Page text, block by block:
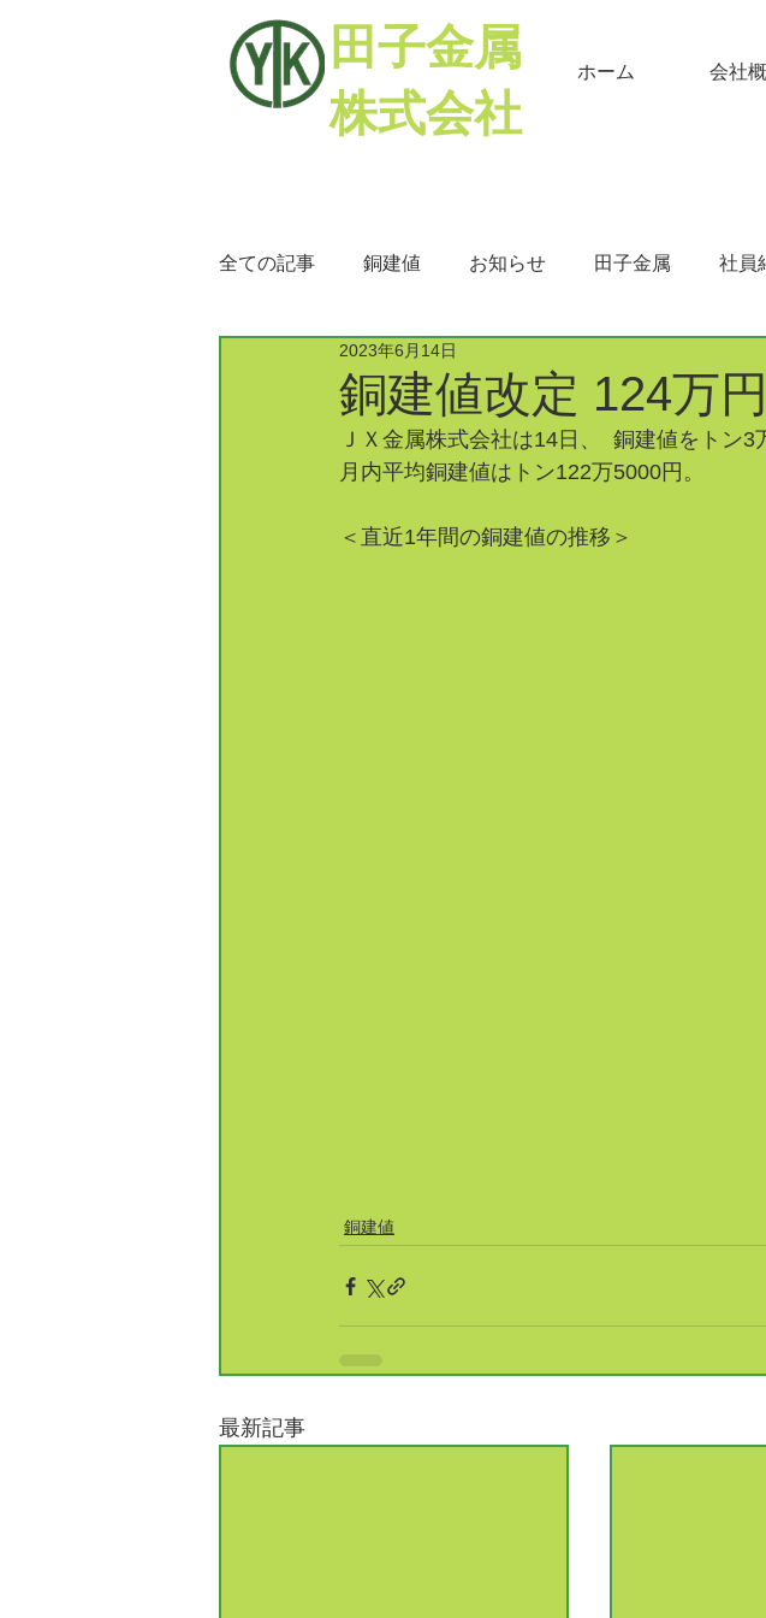
田子金属
株式会社
ホーム 会社
全ての記事 銅建値 お知らせ 田子金属 社員
ミックスメタル
銅建値改定 124万
2023年6月14日
ＪＸ金属株式会社は14日、  銅建値をトン3
月内平均銅建値はトン122万5000円。
＜直近1年間の銅建値の推移＞
銅建値
最新記事